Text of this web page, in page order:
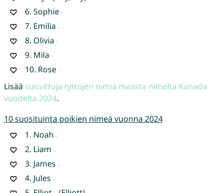
6. Sophie
7. Emilia
8. Olivia
9. Mila
10. Rose
Lisää suosittuja tyttöjen nimiä maasta nimeltä Kanada
vuodelta 2024.
10 suosituinta poikien nimeä vuonna 2024
1. Noah
2. Liam
3. James
4. Jules